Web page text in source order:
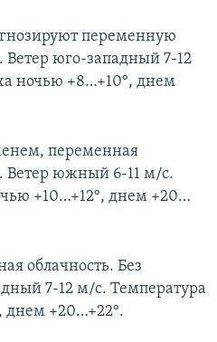
переменную
Ветер юго-западный 7-12
ночью +8…+10°, днем
переменная
Ветер южный 6-11 м/с.
+10…+12°, днем +20…
облачность. Без
7-12 м/с. Температура
днем +20…+22°.